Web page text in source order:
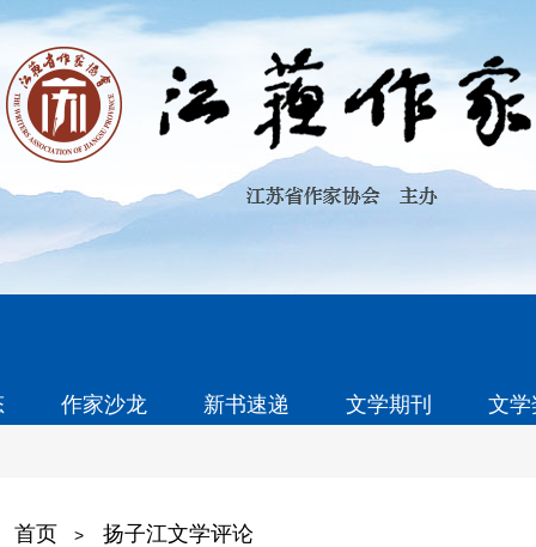
作家沙龙 新书速递 文学期刊 文
首页 > 扬子江文学评论